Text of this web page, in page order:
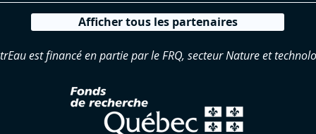
Afficher tous les partenaires
est financé en partie par le FRQ, secteur Nature et